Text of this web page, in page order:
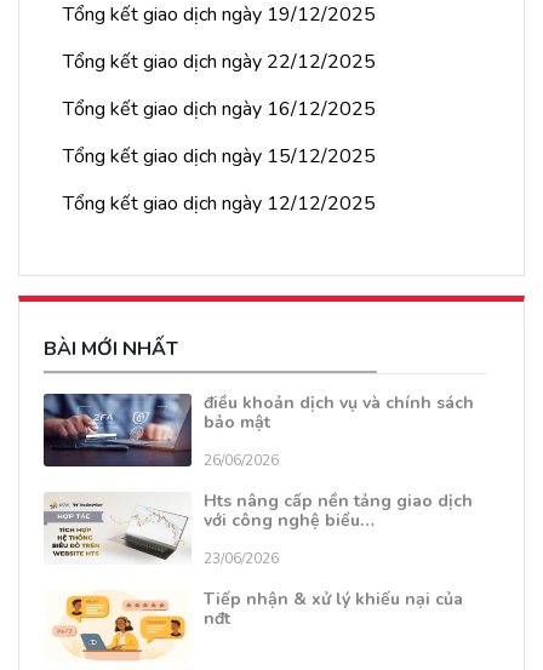
Tổng kết giao dịch ngày 19/12/2025
Tổng kết giao dịch ngày 22/12/2025
Tổng kết giao dịch ngày 16/12/2025
Tổng kết giao dịch ngày 15/12/2025
Tổng kết giao dịch ngày 12/12/2025
BÀI MỚI NHẤT
điều khoản dịch vụ và chính sách
bảo mật
26/06/2026
Hts nâng cấp nền tảng giao dịch
với công nghệ biểu…
23/06/2026
Tiếp nhận & xử lý khiếu nại của
nđt